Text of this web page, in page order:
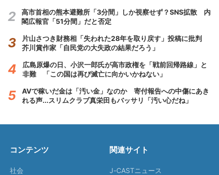
高市首相の熊本避難所「3分間」しか視察せず？SNS拡散 内
閣広報官「51分間」だと否定
片山さつき財務相「失われた28年を取り戻す」投稿に批判
芥川賞作家「自民党の大失政の結果だろう」
広島原爆の日、小沢一郎氏が高市政権を「戦前回帰路線」と
非難 「この国は再び滅亡に向かいかねない」
AVで稼いだ金は「汚い金」なのか 寄付報告への中傷にあき
れる声...スリムクラブ真栄田もバッサリ「汚い心だね」
コンテンツ
社会
関連サイト
J-CASTニュース